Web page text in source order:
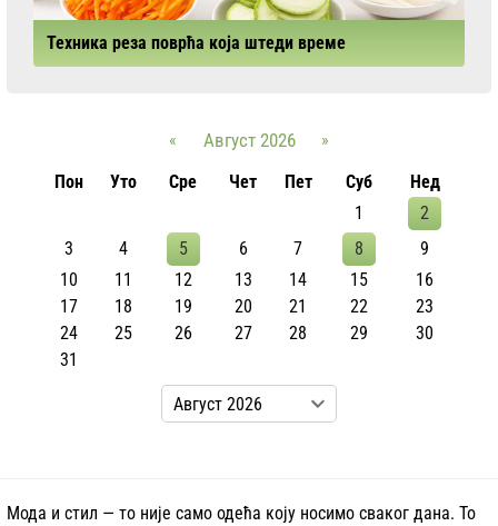
Техника реза поврћа која штеди време
« Август 2026
»
Пон
Уто Сре Чет Пет Суб
Нед
1
2
3
4 5 6 7 8
9
10
11 12 13 14 15
16
17
18 19 20 21 22
23
24
25 26 27 28 29
30
31
Мода и стил — то није само одећа коју носимо сваког дана. То